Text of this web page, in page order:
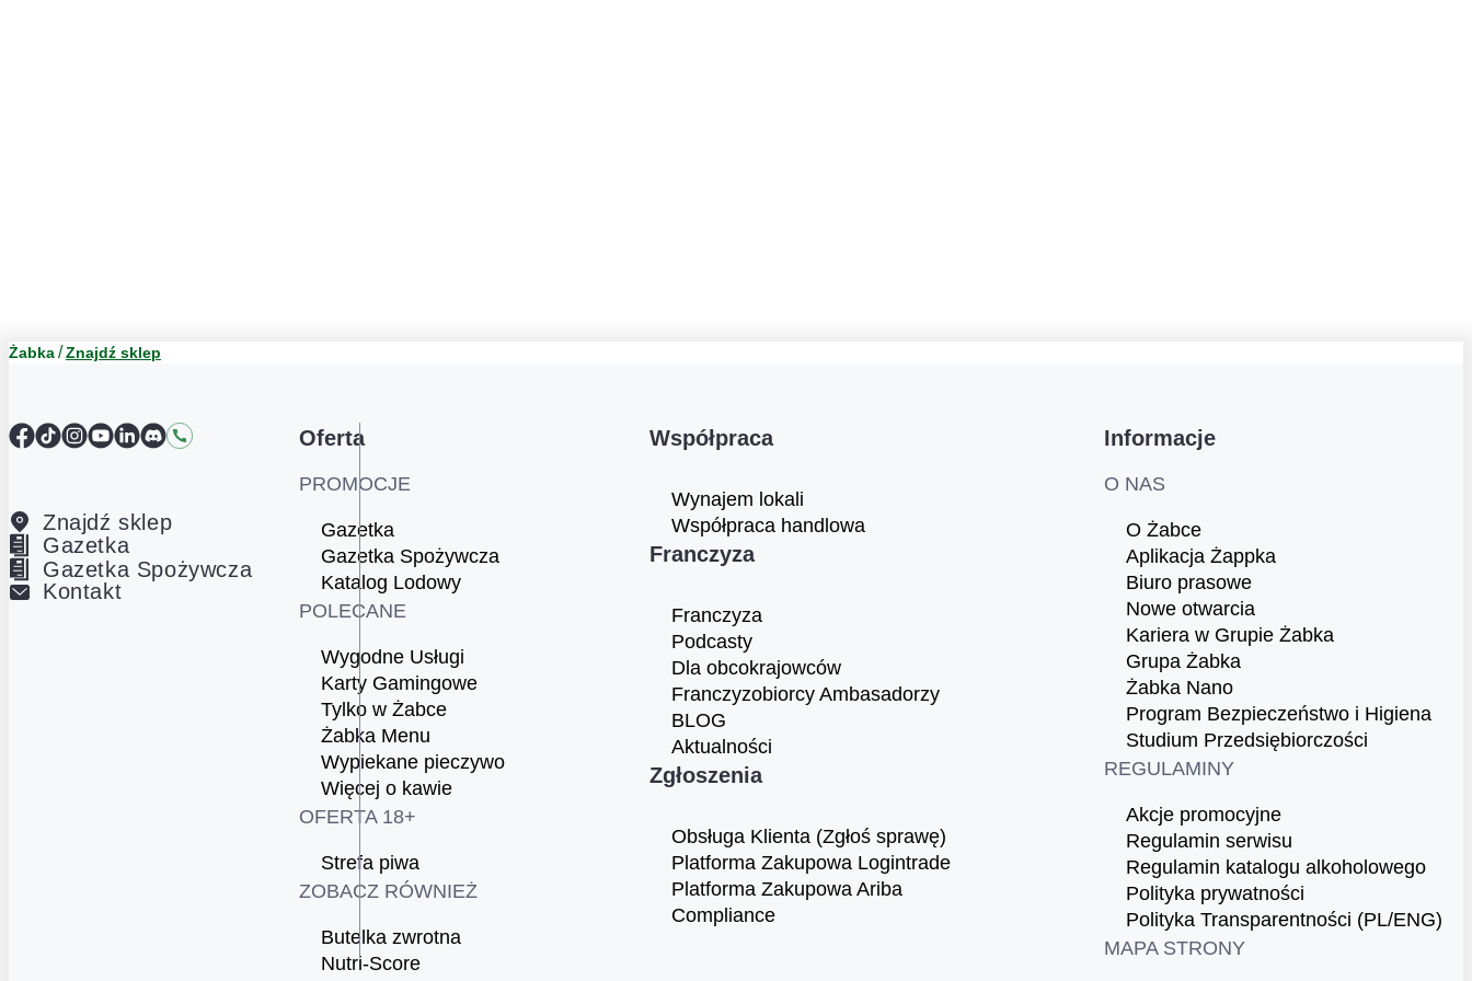
Żabka Znajdź sklep
Facebook
TikTokInstagram
YouTube
LinkedIn
DiscordKontakt
Znajdź sklep
Gazetka
Gazetka Spożywcza
Kontakt
Oferta
PROMOCJE
Gazetka
Gazetka Spożywcza
Katalog Lodowy
POLECANE
Wygodne Usługi
Karty Gamingowe
Tylko w Żabce
Żabka Menu
Wypiekane pieczywo
Więcej o kawie
OFERTA 18+
Strefa piwa
ZOBACZ RÓWNIEŻ
Butelka zwrotna
Nutri-Score
Współpraca
Wynajem lokali
Współpraca handlowa
Franczyza
Franczyza
Podcasty
Dla obcokrajowców
Franczyzobiorcy Ambasadorzy
BLOG
Aktualności
Zgłoszenia
Obsługa Klienta (Zgłoś sprawę)
Platforma Zakupowa Logintrade
Platforma Zakupowa Ariba
Compliance
Informacje
O NAS
O Żabce
Aplikacja Żappka
Biuro prasowe
Nowe otwarcia
Kariera w Grupie Żabka
Grupa Żabka
Żabka Nano
Program Bezpieczeństwo i Higiena
Studium Przedsiębiorczości
REGULAMINY
Akcje promocyjne
Regulamin serwisu
Regulamin katalogu alkoholowego
Polityka prywatności
Polityka Transparentności (PL/ENG)
MAPA STRONY